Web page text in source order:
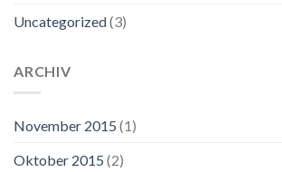
Uncategorized(3)
ARCHIV
November 2015 (1)
Oktober 2015 (2)